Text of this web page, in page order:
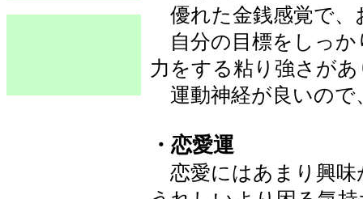
優れた金銭感覚で、
自分の目標をしっか
力をする粘り強さが
運動神経が良いので
・恋愛運
恋愛にはあまり興味